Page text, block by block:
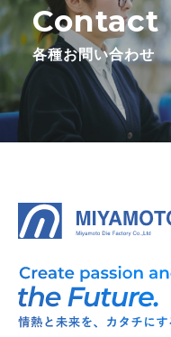
Contact
各種お問い合わせ